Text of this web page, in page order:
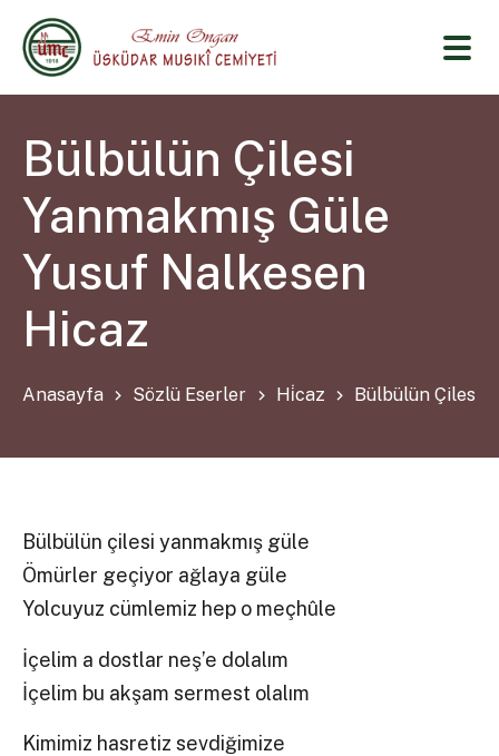
Bülbülün Çilesi
Yanmakmış Güle
Yusuf Nalkesen
Hicaz
Anasayfa Sözlü Eserler Hi̇caz Bülbülün Çilesi
Bülbülün çilesi yanmakmış güle
Ömürler geçiyor ağlaya güle
Yolcuyuz cümlemiz hep o meçhûle
İçelim a dostlar neş’e dolalım
İçelim bu akşam sermest olalım
Kimimiz hasretiz sevdiğimize